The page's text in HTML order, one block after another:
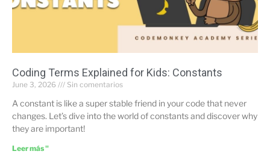
Coding Terms Explained for Kids: Constants
June 3, 2026 Sin comentarios
A constant is like a super stable friend in your code that never
changes. Let’s dive into the world of constants and discover why
they are important!
Leer más "